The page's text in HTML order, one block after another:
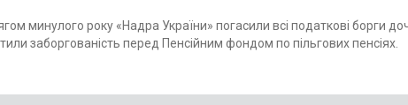
минулого року «Надра України» погасили всі податкові борги
заборгованість перед Пенсійним фондом по пільгових пенсіях.